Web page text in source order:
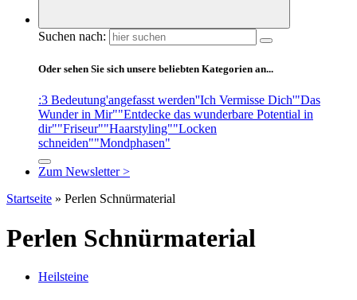
Suchen nach:
Oder sehen Sie sich unsere beliebten Kategorien an...
:3 Bedeutung'angefasst werden''Ich Vermisse Dich'"Das
Wunder in Mir""Entdecke das wunderbare Potential in
dir""Friseur""Haarstyling""Locken
schneiden""Mondphasen"
Zum Newsletter >
Startseite » Perlen Schnürmaterial
Perlen Schnürmaterial
Heilsteine